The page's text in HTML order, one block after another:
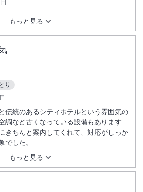
もっと見る
り
もっと見る
伝統のあるシティホテルという雰囲気の
調など古くなっている設備もあります
きちんと案内してくれて、対応がしっか
でした。